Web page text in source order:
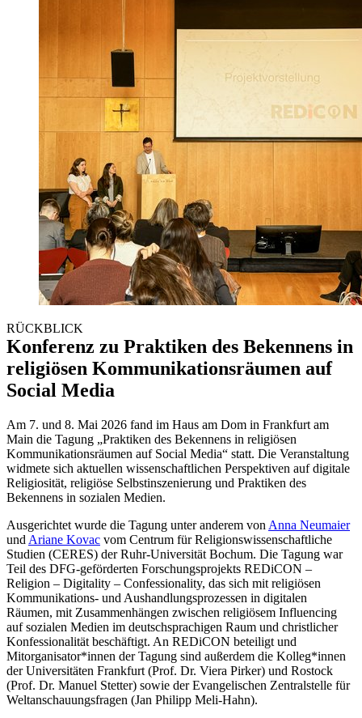
RÜCKBLICK
Konferenz zu Praktiken des Bekennens in
religiösen Kommunikationsräumen auf
Social Media
Am 7. und 8. Mai 2026 fand im Haus am Dom in Frankfurt am
Main die Tagung „Praktiken des Bekennens in religiösen
Kommunikationsräumen auf Social Media“ statt. Die Veranstaltung
widmete sich aktuellen wissenschaftlichen Perspektiven auf digitale
Religiosität, religiöse Selbstinszenierung und Praktiken des
Bekennens in sozialen Medien.
Ausgerichtet wurde die Tagung unter anderem von Anna Neumaier
und Ariane Kovac vom Centrum für Religionswissenschaftliche
Studien (CERES) der Ruhr-Universität Bochum. Die Tagung war
Teil des DFG-geförderten Forschungsprojekts REDiCON –
Religion – Digitality – Confessionality, das sich mit religiösen
Kommunikations- und Aushandlungsprozessen in digitalen
Räumen, mit Zusammenhängen zwischen religiösem Influencing
auf sozialen Medien im deutschsprachigen Raum und christlicher
Konfessionalität beschäftigt. An REDiCON beteiligt und
Mitorganisator*innen der Tagung sind außerdem die Kolleg*innen
der Universitäten Frankfurt (Prof. Dr. Viera Pirker) und Rostock
(Prof. Dr. Manuel Stetter) sowie der Evangelischen Zentralstelle für
Weltanschauungsfragen (Jan Philipp Meli-Hahn).